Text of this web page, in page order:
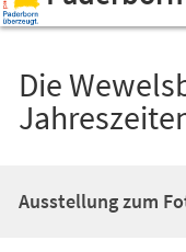
Die
Ausstellung zum